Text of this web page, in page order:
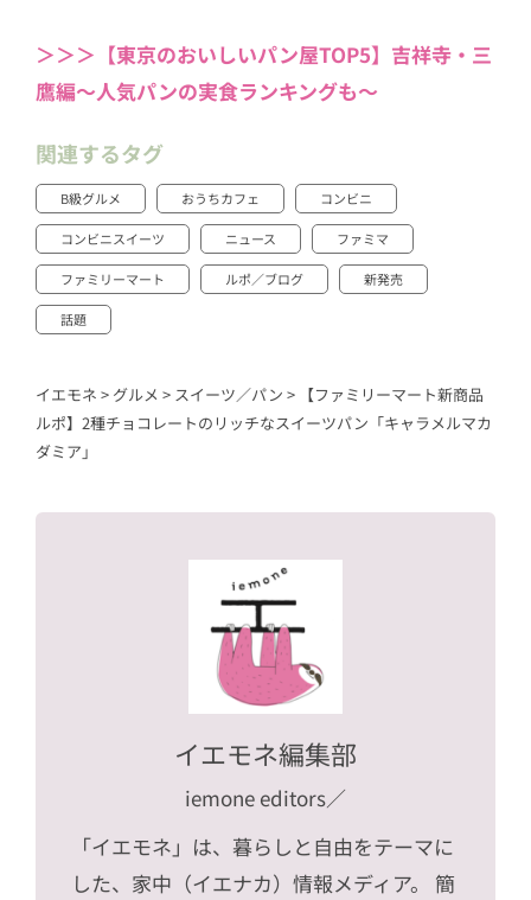
＞＞＞【東京のおいしいパン屋TOP5】吉祥寺・三
鷹編〜人気パンの実食ランキングも〜
関連するタグ
B級グルメ おうちカフェ コンビニ
コンビニスイーツ ニュース ファミマ
ファミリーマート ルポ／ブログ 新発売
話題
イエモネ > グルメ > スイーツ／パン > 【ファミリーマート新商品
ルポ】2種チョコレートのリッチなスイーツパン「キャラメルマカ
ダミア」
イエモネ編集部
iemone editors／
「イエモネ」は、暮らしと自由をテーマに
した、家中（イエナカ）情報メディア。 簡